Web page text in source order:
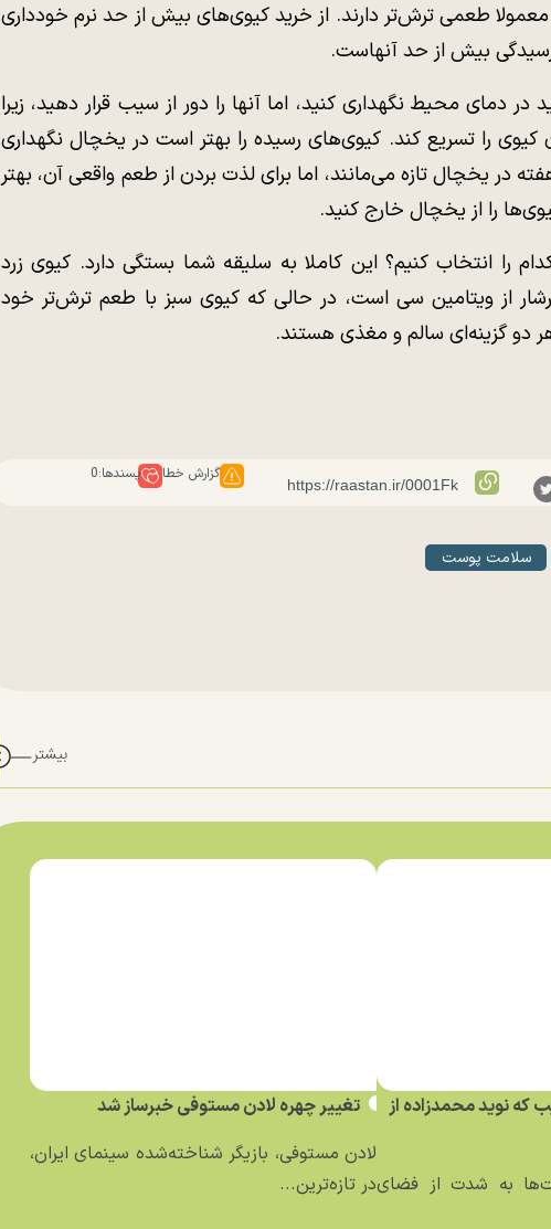
طعمی ترش‌تر دارند. از خرید کیوی‌های بیش از حد نرم خودداری
بیش از حد آنهاست.
در دمای محیط نگهداری کنید، اما آنها را دور از سیب قرار دهید، زیرا
را تسریع کند. کیوی‌های رسیده را بهتر است در یخچال نگهداری
در یخچال تازه می‌مانند، اما برای لذت بردن از طعم واقعی آن، بهتر
را از یخچال خارج کنید.
را انتخاب کنیم؟ این کاملا به سلیقه شما بستگی دارد. کیوی زرد
از ویتامین سی است، در حالی که کیوی سبز با طعم ترش‌تر خود
دو گزینه‌ای سالم و مغذی هستند.
گزارش خطا پسندها:0
سلامت پوست
که نوید محمدزاده از
به شدت از فضای
تغییر چهره لادن مستوفی خبرساز شد
لادن مستوفی، بازیگر شناخته‌شده سینمای ایران،
در تازه‌ترین...